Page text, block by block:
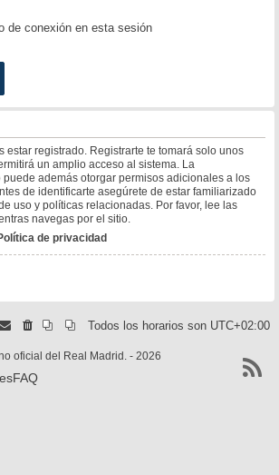
de conexión en esta sesión
estar registrado. Registrarte te tomará solo unos
un amplio acceso al sistema. La
además otorgar permisos adicionales a los
de identificarte asegúrete de estar familiarizado
uso y políticas relacionadas. Por favor, lee las
navegas por el sitio.
de privacidad
Todos los horarios son UTC+02:00
no oficial del Real Madrid. - 2026
FAQ